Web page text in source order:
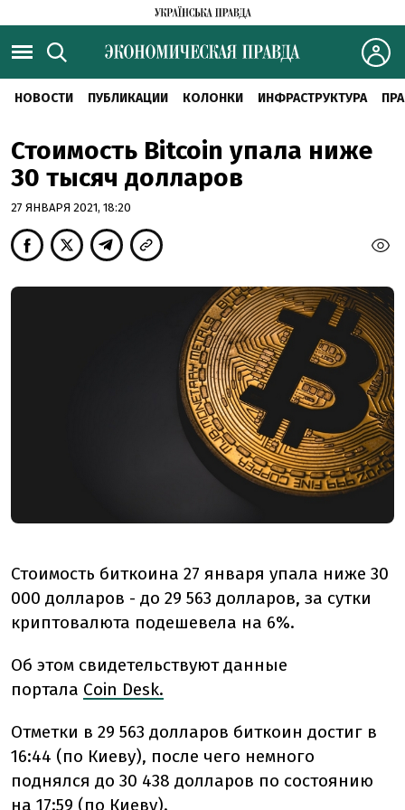
НОВОСТИ ПУБЛИКАЦИИ КОЛОНКИ ИНФРАСТРУКТУРА
Стоимость Bitcoin упала ниже
30 тысяч долларов
27 ЯНВАРЯ 2021, 18:20
Стоимость биткоина 27 января упала ниже 30
000 долларов - до 29 563 долларов, за сутки
криптовалюта подешевела на 6%.
Об этом свидетельствуют данные
портала Coin Desk.
Отметки в 29 563 долларов биткоин достиг в
16:44 (по Киеву), после чего немного
поднялся до 30 438 долларов по состоянию
на 17:59 (по Киеву).